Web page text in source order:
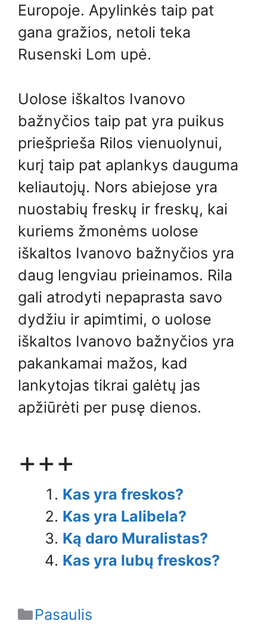
Europoje. Apylinkės taip pat
gana gražios, netoli teka
Rusenski Lom upė.
Uolose iškaltos Ivanovo
bažnyčios taip pat yra puikus
priešprieša Rilos vienuolynui,
kurį taip pat aplankys dauguma
keliautojų. Nors abiejose yra
nuostabių freskų ir freskų, kai
kuriems žmonėms uolose
iškaltos Ivanovo bažnyčios yra
daug lengviau prieinamos. Rila
gali atrodyti nepaprasta savo
dydžiu ir apimtimi, o uolose
iškaltos Ivanovo bažnyčios yra
pakankamai mažos, kad
lankytojas tikrai galėtų jas
apžiūrėti per pusę dienos.
+++
Kas yra freskos?
Kas yra Lalibela?
Ką daro Muralistas?
Kas yra lubų freskos?
Categories
Pasaulis